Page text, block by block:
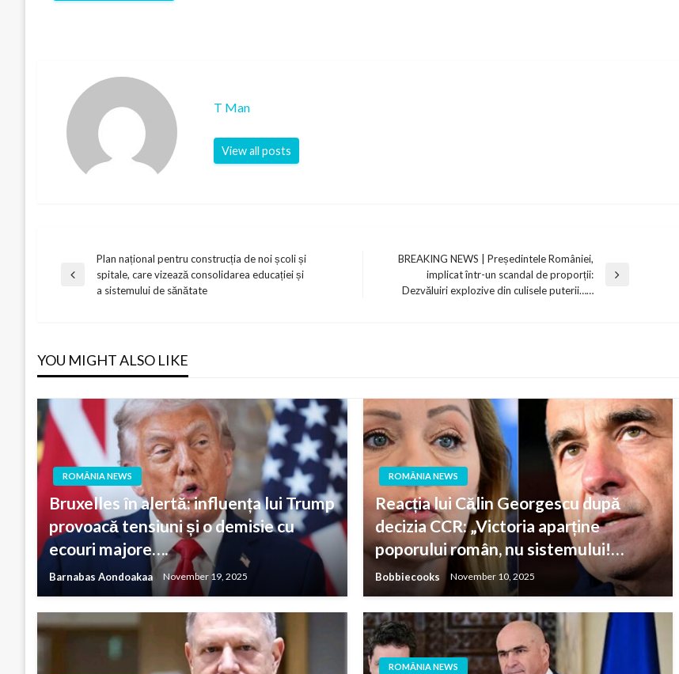
T Man
View all posts
Post
Previous
Plan național pentru construcția de noi școli și
spitale, care vizează consolidarea educației și
a sistemului de sănătate
BREAKING NEWS | Președintele României,
implicat într-un scandal de proporții:
Dezvăluiri explozive din culisele puterii……
YOU MIGHT ALSO LIKE
ROMÂNIA NEWS
Bruxelles în alertă: influența lui Trump
provoacă tensiuni și o demisie cu
ecouri majore….
Barnabas Aondoakaa November 19, 2025
ROMÂNIA NEWS
Reacția lui Călin Georgescu după
decizia CCR: „Victoria aparține
poporului român, nu sistemului!…
Bobbiecooks November 10, 2025
ROMÂNIA NEWS